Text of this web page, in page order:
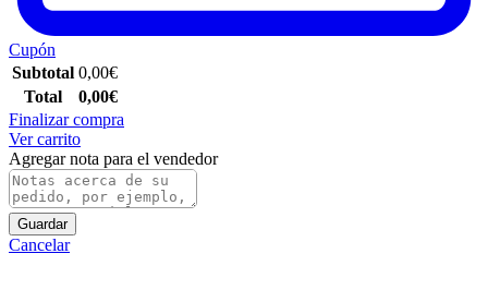
Cupón
Subtotal 0,00€
Total
0,00€
Finalizar compra
Ver carrito
Agregar nota para el vendedor
Guardar
Cancelar